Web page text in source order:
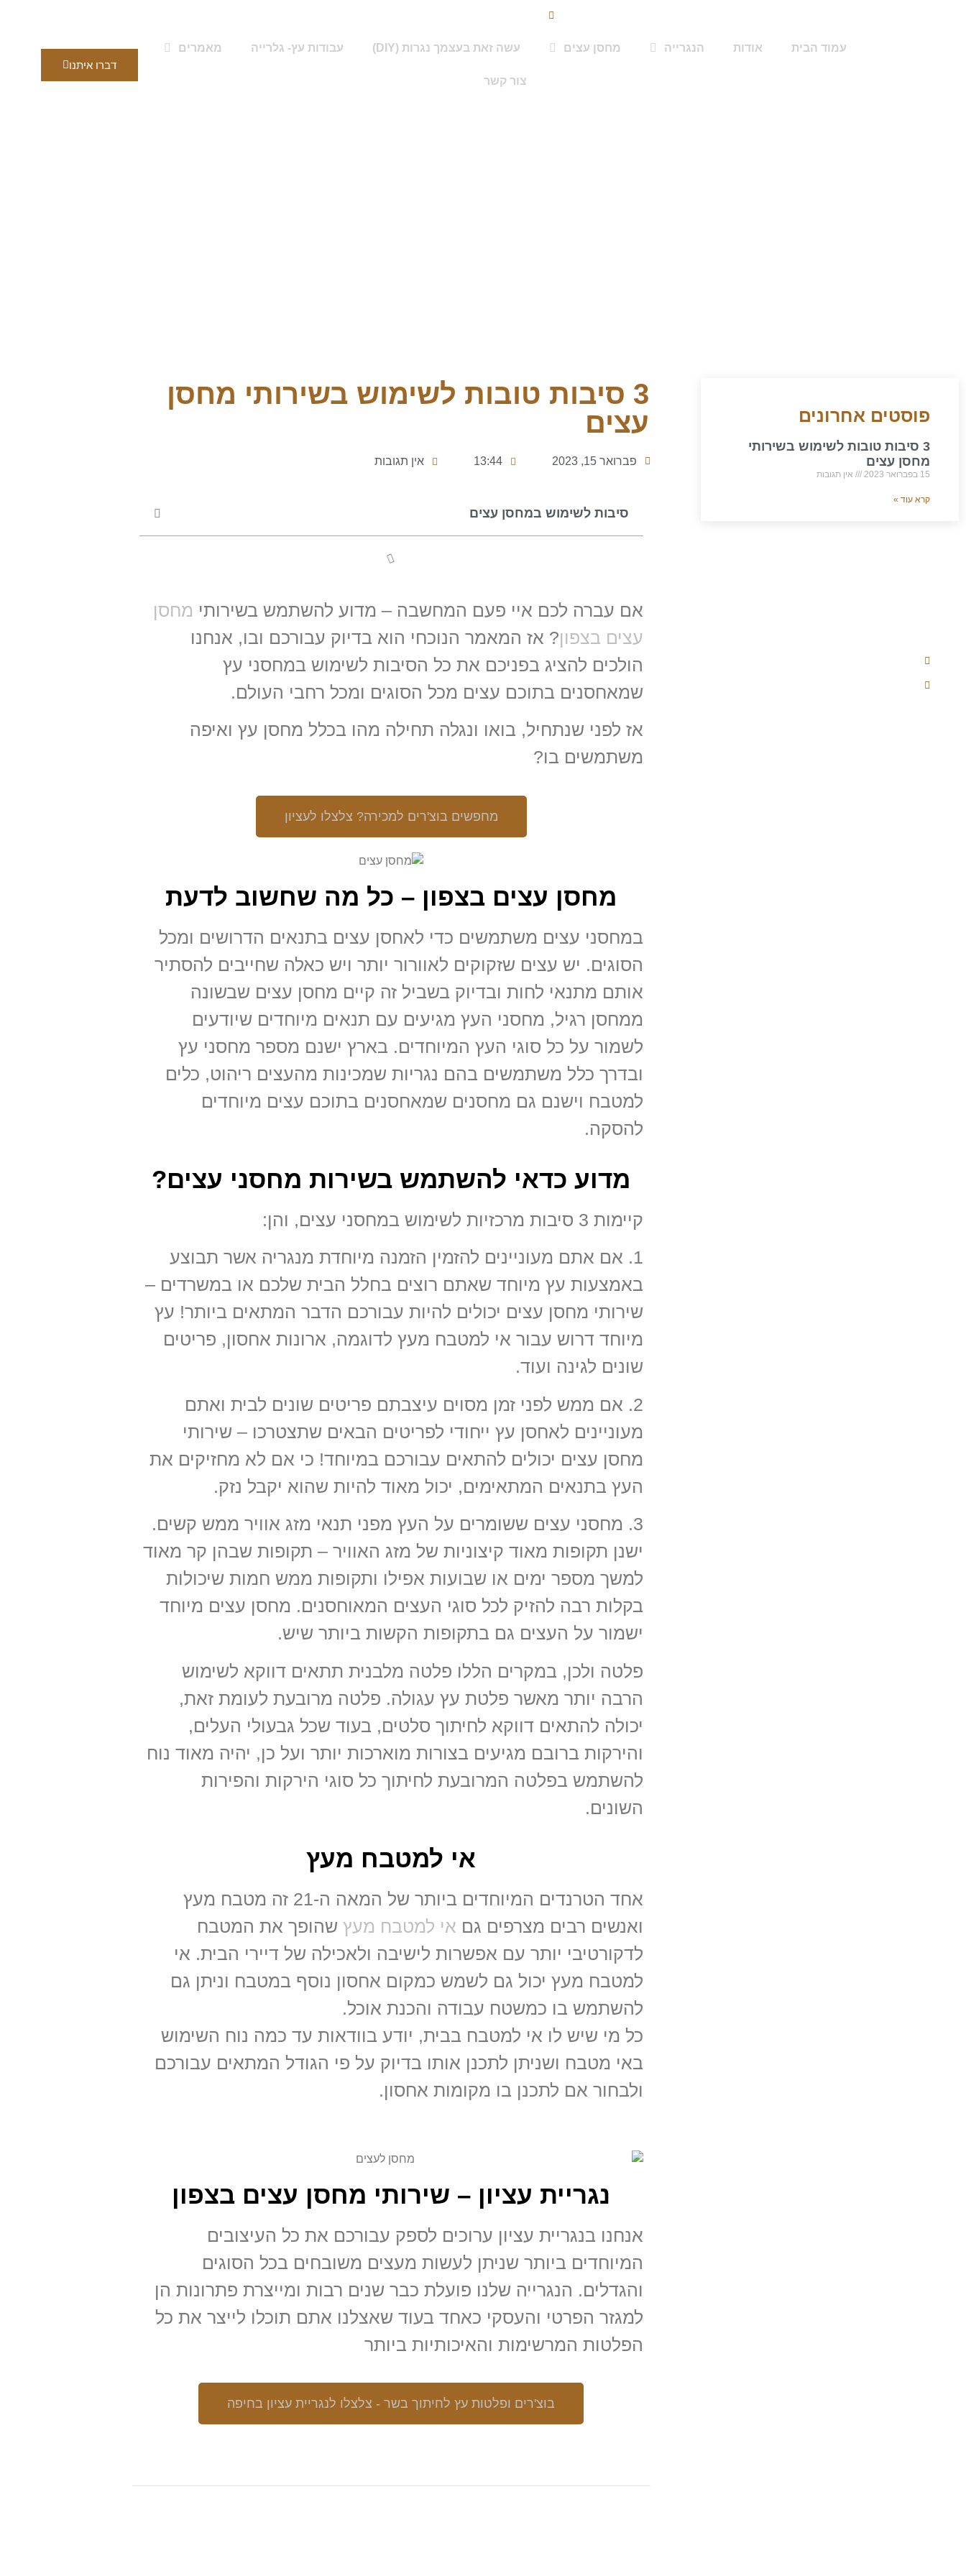
עמוד הבית אודות הנגרייה מחסן עצים עשה זאת בעצמך נגרות (DIY) עבודות עץ- גלרייה מאמרים
צור קשר
דברו איתנו
פוסטים אחרונים
3 סיבות טובות לשימוש בשירותי
מחסן עצים
15 בפברואר 2023 אין תגובות
קרא עוד »
3 סיבות טובות לשימוש בשירותי מחסן
עצים
פברואר 15, 2023 13:44 אין תגובות
סיבות לשימוש במחסן עצים
אם עברה לכם איי פעם המחשבה – מדוע להשתמש בשירותי מחסן
עצים בצפון? אז המאמר הנוכחי הוא בדיוק עבורכם ובו, אנחנו
הולכים להציג בפניכם את כל הסיבות לשימוש במחסני עץ
שמאחסנים בתוכם עצים מכל הסוגים ומכל רחבי העולם.
אז לפני שנתחיל, בואו ונגלה תחילה מהו בכלל מחסן עץ ואיפה
משתמשים בו?
מחפשים בוצ'רים למכירה? צלצלו לעציון
מחסן עצים בצפון – כל מה שחשוב לדעת
במחסני עצים משתמשים כדי לאחסן עצים בתנאים הדרושים ומכל
הסוגים. יש עצים שזקוקים לאוורור יותר ויש כאלה שחייבים להסתיר
אותם מתנאי לחות ובדיוק בשביל זה קיים מחסן עצים שבשונה
ממחסן רגיל, מחסני העץ מגיעים עם תנאים מיוחדים שיודעים
לשמור על כל סוגי העץ המיוחדים. בארץ ישנם מספר מחסני עץ
ובדרך כלל משתמשים בהם נגריות שמכינות מהעצים ריהוט, כלים
למטבח וישנם גם מחסנים שמאחסנים בתוכם עצים מיוחדים
להסקה.
מדוע כדאי להשתמש בשירות מחסני עצים?
קיימות 3 סיבות מרכזיות לשימוש במחסני עצים, והן:
1. אם אתם מעוניינים להזמין הזמנה מיוחדת מנגריה אשר תבוצע
באמצעות עץ מיוחד שאתם רוצים בחלל הבית שלכם או במשרדים –
שירותי מחסן עצים יכולים להיות עבורכם הדבר המתאים ביותר! עץ
מיוחד דרוש עבור אי למטבח מעץ לדוגמה, ארונות אחסון, פריטים
שונים לגינה ועוד.
2. אם ממש לפני זמן מסוים עיצבתם פריטים שונים לבית ואתם
מעוניינים לאחסן עץ ייחודי לפריטים הבאים שתצטרכו – שירותי
מחסן עצים יכולים להתאים עבורכם במיוחד! כי אם לא מחזיקים את
העץ בתנאים המתאימים, יכול מאוד להיות שהוא יקבל נזק.
3. מחסני עצים ששומרים על העץ מפני תנאי מזג אוויר ממש קשים.
ישנן תקופות מאוד קיצוניות של מזג האוויר – תקופות שבהן קר מאוד
למשך מספר ימים או שבועות אפילו ותקופות ממש חמות שיכולות
בקלות רבה להזיק לכל סוגי העצים המאוחסנים. מחסן עצים מיוחד
ישמור על העצים גם בתקופות הקשות ביותר שיש.
פלטה ולכן, במקרים הללו פלטה מלבנית תתאים דווקא לשימוש
הרבה יותר מאשר פלטת עץ עגולה. פלטה מרובעת לעומת זאת,
יכולה להתאים דווקא לחיתוך סלטים, בעוד שכל גבעולי העלים,
והירקות ברובם מגיעים בצורות מוארכות יותר ועל כן, יהיה מאוד נוח
להשתמש בפלטה המרובעת לחיתוך כל סוגי הירקות והפירות
השונים.
אי למטבח מעץ
אחד הטרנדים המיוחדים ביותר של המאה ה-21 זה מטבח מעץ
ואנשים רבים מצרפים גם אי למטבח מעץ שהופך את המטבח
לדקורטיבי יותר עם אפשרות לישיבה ולאכילה של דיירי הבית. אי
למטבח מעץ יכול גם לשמש כמקום אחסון נוסף במטבח וניתן גם
להשתמש בו כמשטח עבודה והכנת אוכל.
כל מי שיש לו אי למטבח בבית, יודע בוודאות עד כמה נוח השימוש
באי מטבח ושניתן לתכנן אותו בדיוק על פי הגודל המתאים עבורכם
ולבחור אם לתכנן בו מקומות אחסון.
נגריית עציון – שירותי מחסן עצים בצפון
אנחנו בנגריית עציון ערוכים לספק עבורכם את כל העיצובים
המיוחדים ביותר שניתן לעשות מעצים משובחים בכל הסוגים
והגדלים. הנגרייה שלנו פועלת כבר שנים רבות ומייצרת פתרונות הן
למגזר הפרטי והעסקי כאחד בעוד שאצלנו אתם תוכלו לייצר את כל
הפלטות המרשימות והאיכותיות ביותר
בוצ'רים ופלטות עץ לחיתוך בשר - צלצלו לנגריית עציון בחיפה